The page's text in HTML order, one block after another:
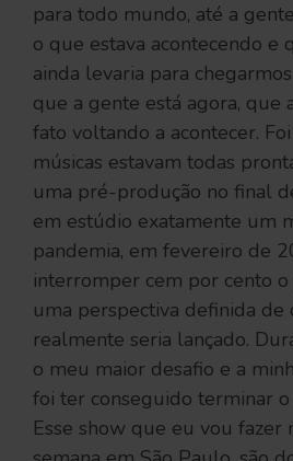
para todo mundo, até a
o que estava acontecendo e
ainda levaria para
que a gente está agora, que
fato voltando a acontecer.
músicas estavam todas
uma pré-produção no final
em estúdio exatamente um
pandemia, em fevereiro de
interromper cem por cento o
uma perspectiva definida de
realmente seria lançado.
o meu maior desafio e a
foi ter conseguido terminar o
Esse show que eu vou fazer